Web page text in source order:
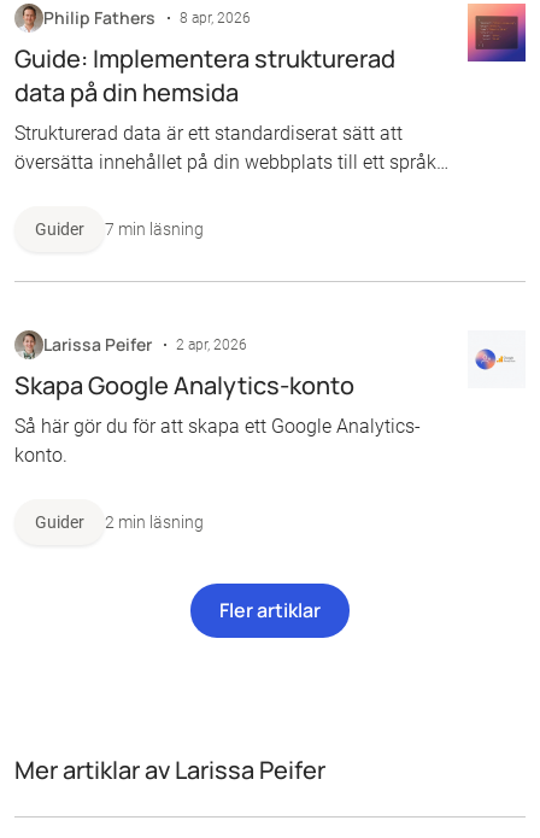
Philip Fathers 8 apr, 2026
Guide: Implementera strukturerad
data på din hemsida
Strukturerad data är ett standardiserat sätt att
översätta innehållet på din webbplats till ett språk
hoppas att Google ska lista ut att ”Svart t-shirt, 299
(och inte ett modellnummer) och att “skickas
produkten etiketter som berättar exakt vad
informationen betyder. Så här gör du för att
använda det.
Guider 7 min läsning
Larissa Peifer 2 apr, 2026
Skapa Google Analytics-konto
Så här gör du för att skapa ett Google Analytics-
konto.
Guider 2 min läsning
Fler artiklar
Mer artiklar av Larissa Peifer